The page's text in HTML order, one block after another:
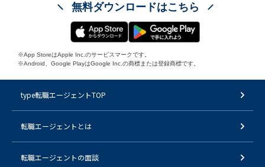
無料ダウンロードはこちら
※App StoreはApple Inc.のサービスマークです。
※Android、Google PlayはGoogle Inc.の商標または登録商標です。
type転職エージェントTOP
転職エージェントとは
転職エージェントの面談